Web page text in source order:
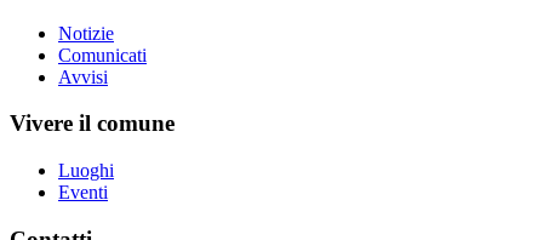
Notizie
Comunicati
Avvisi
Vivere il comune
Luoghi
Eventi